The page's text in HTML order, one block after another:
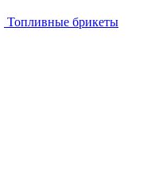
Топливные брикеты